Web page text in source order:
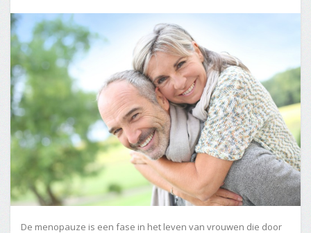
De menopauze is een fase in het leven van vrouwen die door